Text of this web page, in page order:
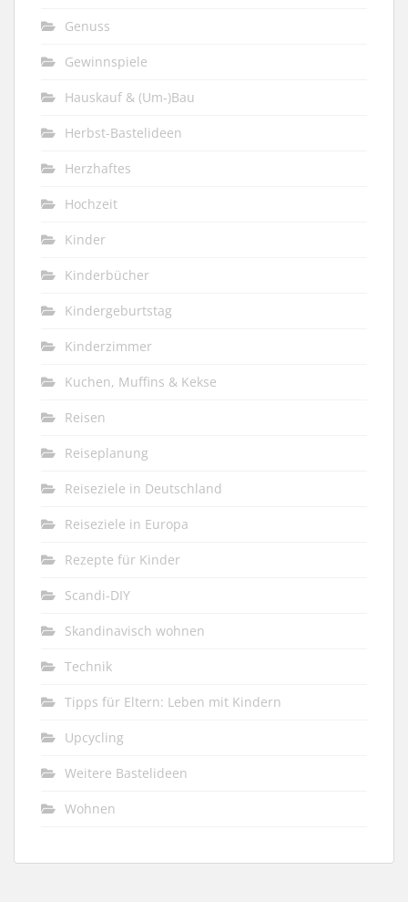
Genuss
Gewinnspiele
Hauskauf & (Um-)Bau
Herbst-Bastelideen
Herzhaftes
Hochzeit
Kinder
Kinderbücher
Kindergeburtstag
Kinderzimmer
Kuchen, Muffins & Kekse
Reisen
Reiseplanung
Reiseziele in Deutschland
Reiseziele in Europa
Rezepte für Kinder
Scandi-DIY
Skandinavisch wohnen
Technik
Tipps für Eltern: Leben mit Kindern
Upcycling
Weitere Bastelideen
Wohnen